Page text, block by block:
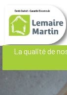
La qualité de